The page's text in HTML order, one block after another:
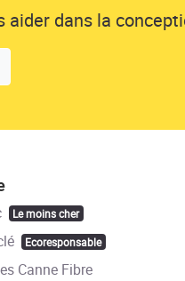
dans la
Le moins cher
Ecoresponsable
Canne Fibre